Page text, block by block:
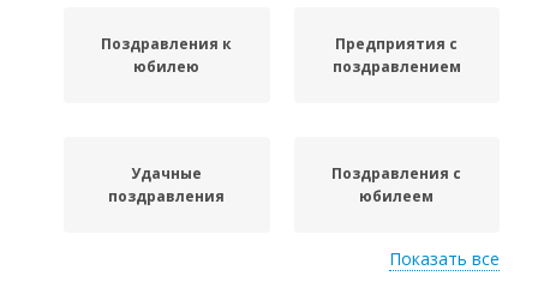
Поздравления к
юбилею
Предприятия с
поздравлением
Удачные
поздравления
Поздравления с
юбилеем
Показать все